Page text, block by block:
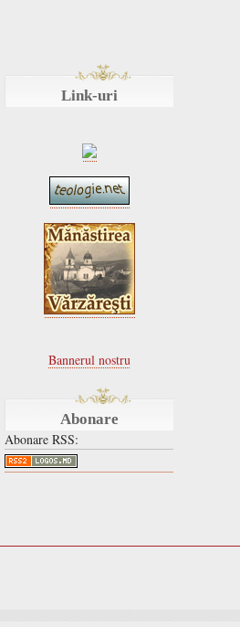
Link-uri
Bannerul nostru
Abonare
Abonare RSS: